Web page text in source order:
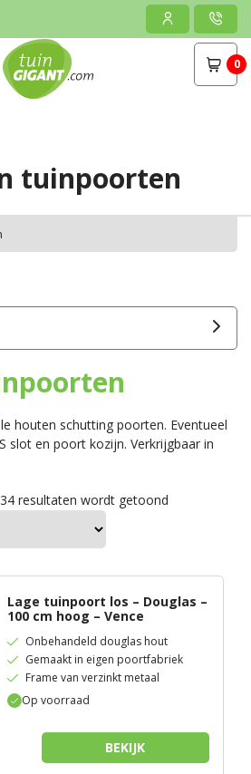
0
tuinpoorten
houten schutting poorten. Eventueel
slot en poort kozijn. Verkrijgbaar in
resultaten wordt getoond
Op voorraad
Lage tuinpoort los – Douglas –
100 cm hoog – Vence
Onbehandeld douglas hout
Gemaakt in eigen poortfabriek
Frame van verzinkt metaal
BEKIJK